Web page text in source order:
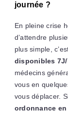
journée ?
En pleine crise
d’attendre
plus simple,
disponibles
médecins
vous en
vous déplacer.
ordonnance